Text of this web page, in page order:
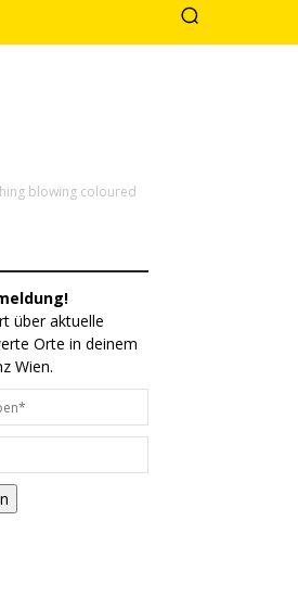
blowing coloured
über aktuelle
Orte in deinem
Wien.